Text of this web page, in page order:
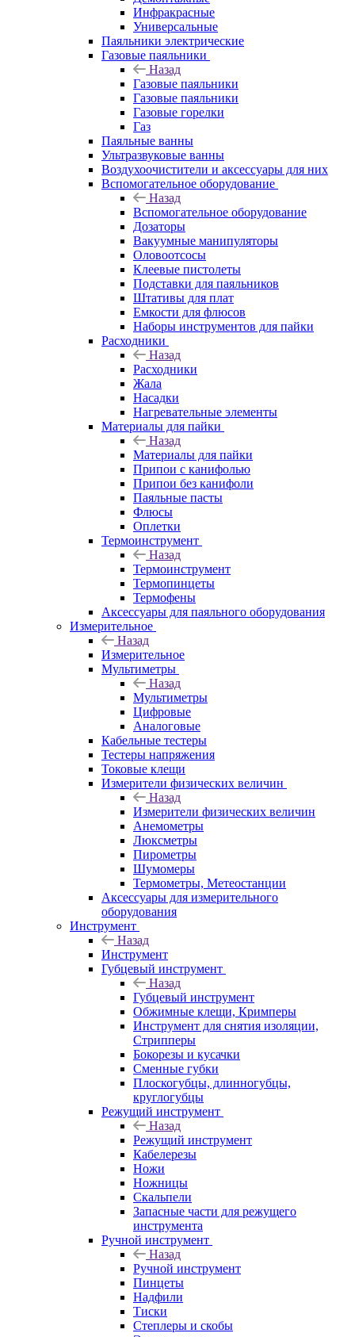
Инфракрасные
Универсальные
Паяльники электрические
Газовые паяльники
Назад
Газовые паяльники
Газовые паяльники
Газовые горелки
Газ
Паяльные ванны
Ультразвуковые ванны
Воздухоочистители и аксессуары для них
Вспомогательное оборудование
Назад
Вспомогательное оборудование
Дозаторы
Вакуумные манипуляторы
Оловоотсосы
Клеевые пистолеты
Подставки для паяльников
Штативы для плат
Емкости для флюсов
Наборы инструментов для пайки
Расходники
Назад
Расходники
Жала
Насадки
Нагревательные элементы
Материалы для пайки
Назад
Материалы для пайки
Припои с канифолью
Припои без канифоли
Паяльные пасты
Флюсы
Оплетки
Термоинструмент
Назад
Термоинструмент
Термопинцеты
Термофены
Аксессуары для паяльного оборудования
Измерительное
Назад
Измерительное
Мультиметры
Назад
Мультиметры
Цифровые
Аналоговые
Кабельные тестеры
Тестеры напряжения
Токовые клещи
Измерители физических величин
Назад
Измерители физических величин
Анемометры
Люксметры
Пирометры
Шумомеры
Термометры, Метеостанции
Аксессуары для измерительного
оборудования
Инструмент
Назад
Инструмент
Губцевый инструмент
Назад
Губцевый инструмент
Обжимные клещи, Кримперы
Инструмент для снятия изоляции,
Стрипперы
Бокорезы и кусачки
Сменные губки
Плоскогубцы, длинногубцы,
круглогубцы
Режущий инструмент
Назад
Режущий инструмент
Кабелерезы
Ножи
Ножницы
Скальпели
Запасные части для режущего
инструмента
Ручной инструмент
Назад
Ручной инструмент
Пинцеты
Надфили
Тиски
Степлеры и скобы